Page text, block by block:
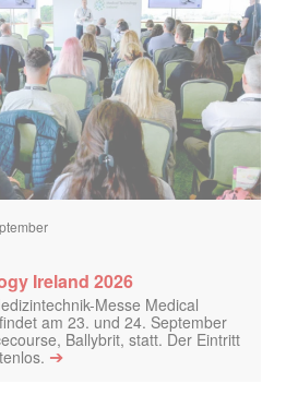
Ireland 2026
Messe Medical
am 23. und 24. September
Ballybrit, statt. Der Eintritt
➔